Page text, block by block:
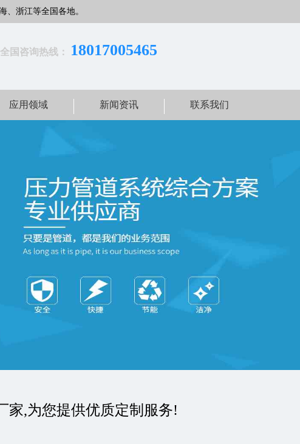
、浙江等全国各地。
全国咨询热线： 18017005465
应用领域 新闻资讯 联系我们
家,为您提供优质定制服务!